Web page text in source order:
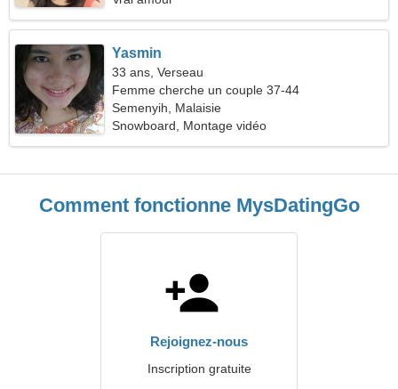
Yasmin
33 ans, Verseau
Femme cherche un couple 37-44
Semenyih, Malaisie
Snowboard, Montage vidéo
Comment fonctionne MysDatingGo
Rejoignez-nous
Inscription gratuite